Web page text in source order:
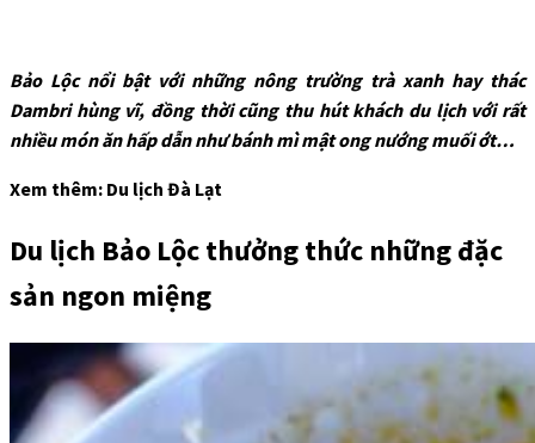
Bảo Lộc nổi bật với những nông trường trà xanh hay thác
Dambri hùng vĩ, đồng thời cũng thu hút khách du lịch với rất
nhiều món ăn hấp dẫn như bánh mì mật ong nướng muối ớt…
Xem thêm: Du lịch Đà Lạt
Du lịch Bảo Lộc thưởng thức những đặc
sản ngon miệng